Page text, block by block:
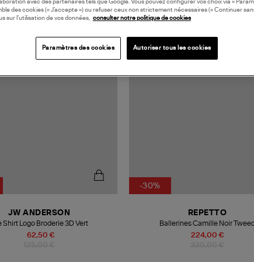
62,50 €
JW ANDERSON
Shirt Logo Broderie 3D Vert
-30%
224,00 €
REPETTO
Ballerines Camille Noir Tweed
avec des partenaires tels que Google. Vous pouvez configurer vos choix via «
des cookies (« J’accepte ») ou refuser ceux non strictement nécessaires (« Continuer
sur l’utilisation de vos données, consulter notre politique de cookies
Paramètres des cookies Autoriser tous les cookies